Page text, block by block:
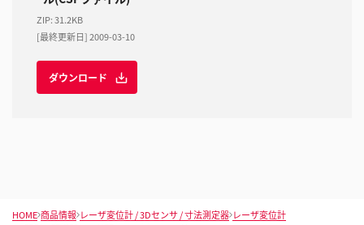
ZIP:31.2KB
[最終更新日] 2009-03-10
ダウンロード
HOME 商品情報 レーザ変位計 / 3Dセンサ / 寸法測定器 レーザ変位計